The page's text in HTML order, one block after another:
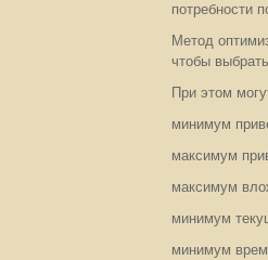
потребности
Метод
чтобы
При этом
минимум
максимум
максимум
минимум
минимум